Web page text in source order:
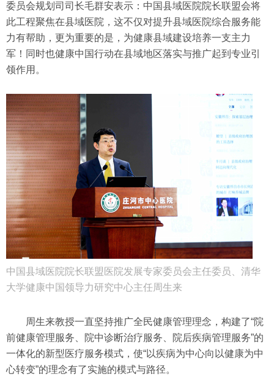
委员会规划司司长毛群安表示：中国县域医院院长联盟会将
此工程聚焦在县域医院，这不仅对提升县域医院综合服务能
力有帮助，更为重要的是，为健康县域建设培养一支主力
军！同时也健康中国行动在县域地区落实与推广起到专业引
领作用。
中国县域医院院长联盟医院发展专家委员会主任委员、清华
大学健康中国领导力研究中心主任周生来
周生来教授一直坚持推广全民健康管理理念，构建了“院
前健康管理服务、院中诊断治疗服务、院后疾病管理服务”的
一体化的新型医疗服务模式，使“以疾病为中心向以健康为中
心转变”的理念有了实施的模式与路径。